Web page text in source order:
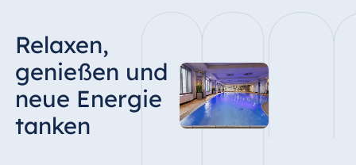
Relaxen,
genießen und
neue Energie
tanken